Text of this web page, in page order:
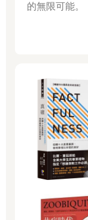
的無限可能。